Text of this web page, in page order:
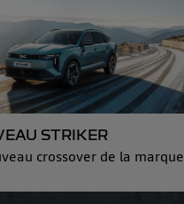
STRIKER
crossover de la marque